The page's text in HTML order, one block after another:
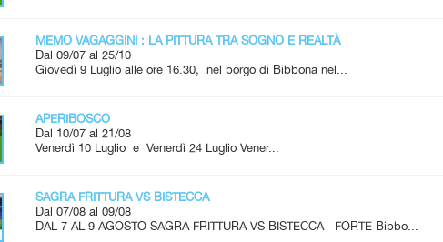
MEMO VAGAGGINI : LA PITTURA TRA SOGNO E REALTÀ
Dal 09/07 al 25/10
Giovedì 9 Luglio alle ore 16.30, nel borgo di Bibbona nel...
APERIBOSCO
Dal 10/07 al 21/08
Venerdì 10 Luglio e Venerdì 24 Luglio Vener...
SAGRA FRITTURA VS BISTECCA
Dal 07/08 al 09/08
DAL 7 AL 9 AGOSTO SAGRA FRITTURA VS BISTECCA FORTE Bibbo...